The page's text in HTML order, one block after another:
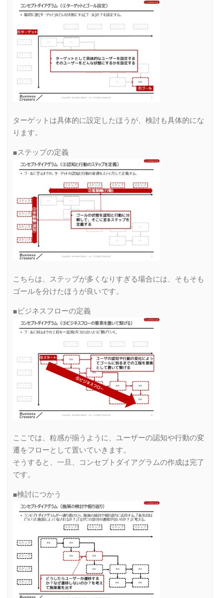
ターゲットは具体的に設定したほうが、検討も具体的にな
ります。
■ステップの定義
こちらは、ステップが多くなりすぎる場合には、そもそも
ゴールを分けたほうが良いです。
■ビジネスフローの定義
ここでは、粒感が揃うように、ユーザーの認知や行動の変
遷をフローとして置いていきます。
そうすると、一旦、コンセプトダイアグラムの作成は完了
です。
■検討につかう